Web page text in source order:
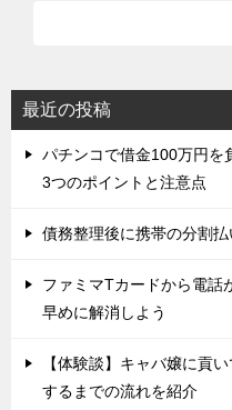
最近の投稿
パチンコで借金100万円を
3つのポイントと注意点
債務整理後に携帯の分割払
ファミマTカードから電話
早めに解消しよう
【体験談】キャバ嬢に貢
するまでの流れを紹介